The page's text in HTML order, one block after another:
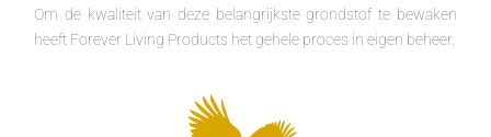
Om de kwaliteit van deze belangrijkste grondstof te bewaken
heeft Forever Living Products het gehele proces in eigen beheer.